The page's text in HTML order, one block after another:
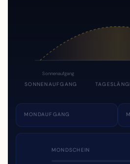
Sonnenaufgang
SONNENAUFGANG
MONDAUFGANG
MONDSCHEIN